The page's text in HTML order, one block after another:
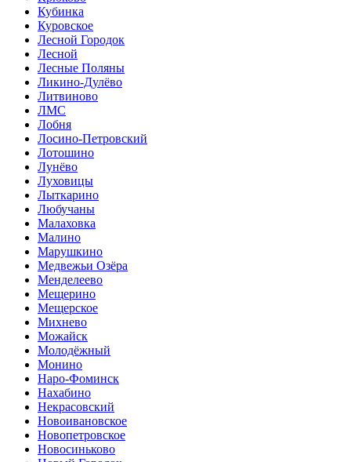
Кубинка
Куровское
Лесной Городок
Лесной
Лесные Поляны
Ликино-Дулёво
Литвиново
ЛМС
Лобня
Лосино-Петровский
Лотошино
Лунёво
Луховицы
Лыткарино
Любучаны
Малаховка
Малино
Марушкино
Медвежьи Озёра
Менделеево
Мещерино
Мещерское
Михнево
Можайск
Молодёжный
Монино
Наро-Фоминск
Нахабино
Некрасовский
Новоивановское
Новопетровское
Новосиньково